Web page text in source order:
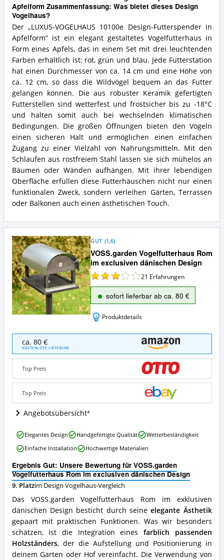
Apfelform Zusammenfassung: Was bietet dieses Design
Vogelhaus?
Der „LUXUS-VOGELHAUS 10100e Design-Futterspender in
Apfelform“ ist ein elegant gestaltetes Vogelfutterhaus in
Form eines Apfels, das in einem Set mit drei leuchtenden
Farben erhältlich ist: rot, grün und blau. Jede Futterstation
hat einen Durchmesser von ca. 14 cm und eine Höhe von
ca. 12 cm, so dass die Wildvögel bequem an das Futter
gelangen können. Die aus robuster Keramik gefertigten
Futterstellen sind wetterfest und frostsicher bis zu -18°C
und halten somit auch bei wechselnden klimatischen
Bedingungen. Die großen Öffnungen bieten den Vögeln
einen sicheren Halt und ermöglichen einen einfachen
Zugang zu einer Vielzahl von Nahrungsmitteln. Mit den
Schlaufen aus rostfreiem Stahl lassen sie sich mühelos an
Bäumen oder Wänden aufhängen. Mit ihrer lebendigen
Oberfläche erfüllen diese Futterhäuschen nicht nur einen
funktionalen Zweck, sondern verleihen Gärten, Terrassen
oder Balkonen auch einen ästhetischen Touch.
VOSS.garden Vogelfutterhaus Rom
im exclusiven dänischen Design
GUT (1,6)
21 Erfahrungen
sofort lieferbar ab ca. 80 €
Produktdetails
VOSS.garden
Vogelfutterhaus
Rom
exclusiven
dänischen
Design
Angebote:
Wo
ist
Design
Vogelhaus
erhältlich?
ca. 80 €
KOSTENLOSE LIEFERUNG
Top Preis
Top Preis
Angebotsübersicht
Ergebnis Gut: Unsere Bewertung für VOSS.garden
Vogelfutterhaus Rom im exclusiven dänischen Design
9. Platzim Design Vogelhaus-Vergleich
Das VOSS.garden Vogelfutterhaus Rom im exklusiven
dänischen Design besticht durch seineelegante Ästhetik
gepaart mit praktischen Funktionen. Was wir besonders
schätzen, ist die Integration einesfarblich passenden
Holzständers, der die Aufstellung und Positionierung in
deinem Garten oder Hof vereinfacht. Die Verwendung von
VOSS.garden
Vogelfutterhaus
Rom
exclusiven
dänischen
Design
Vorteile:
Was
spricht
für
dieses
Design
Vogelhaus?
Elegantes Design Handgefertigte Qualität
Wetterbeständigkeit
Einfache Installation
Hochwertige Materialien